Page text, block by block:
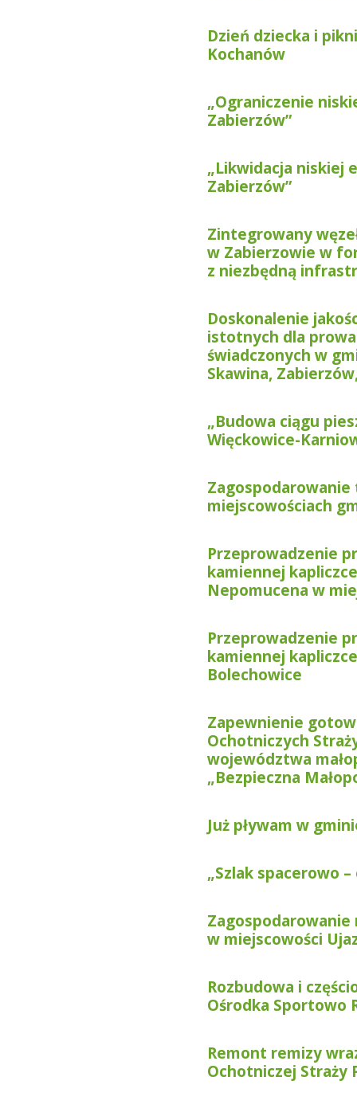
Dzień dziecka i
Kochanów
„Ograniczenie
Zabierzów”
„Likwidacja niskiej
Zabierzów”
Zintegrowany
w Zabierzowie w
z niezbędną
Doskonalenie
istotnych dla
świadczonych w
Skawina,
„Budowa ciągu
Więckowice-
miejscowościach
Przeprowadzenie
kamiennej
Nepomucena w
Przeprowadzenie
kamiennej
Bolechowice
Zapewnienie
Ochotniczych
województwa
„Bezpieczna
Już pływam w
„Szlak spacerowo
Zagospodarowanie
w miejscowości
Rozbudowa i
Ośrodka Sportowo
Remont remizy
Ochotniczej Straży